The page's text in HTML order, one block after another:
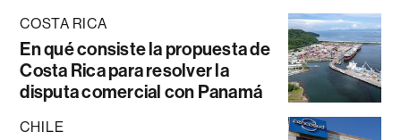
COSTA RICA
En qué consiste la propuesta de
Costa Rica para resolver la
disputa comercial con Panamá
CHILE